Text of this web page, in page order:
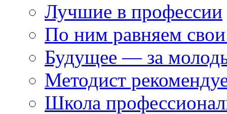
Лучшие в профессии
По ним равняем
Будущее — за
Методист
Школа